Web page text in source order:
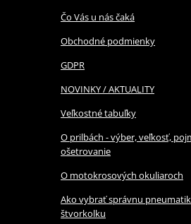
Čo Vás u nás čaká
Obchodné podmienky
GDPR
NOVINKY / AKTUALITY
Veľkostné tabuľky
O prilbách - výber, veľkosť,
ošetrovanie
O motokrosových okuliaroch
Ako vybrať správnu
štvorkolku